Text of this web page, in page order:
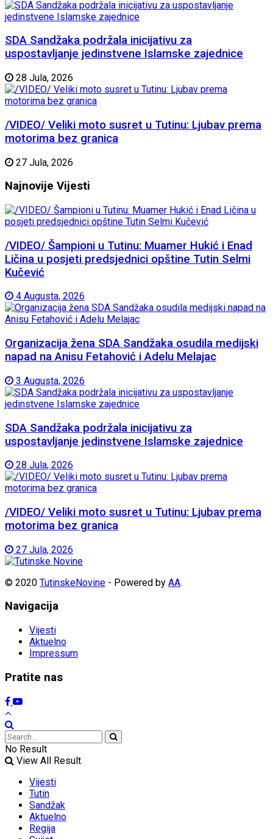
SDA Sandžaka podržala inicijativu za
uspostavljanje jedinstvene Islamske zajednice
28 Jula, 2026
/VIDEO/ Veliki moto susret u Tutinu: Ljubav prema
motorima bez granica
27 Jula, 2026
Najnovije Vijesti
/VIDEO/ Šampioni u Tutinu: Muamer Hukić i Enad
Ličina u posjeti predsjednici opštine Tutin Selmi
Kučević
4 Augusta, 2026
Organizacija žena SDA Sandžaka osudila medijski
napad na Anisu Fetahović i Adelu Melajac
3 Augusta, 2026
SDA Sandžaka podržala inicijativu za
uspostavljanje jedinstvene Islamske zajednice
28 Jula, 2026
/VIDEO/ Veliki moto susret u Tutinu: Ljubav prema
motorima bez granica
27 Jula, 2026
© 2020 TutinskeNovine - Powered by AA.
Navigacija
Vijesti
Aktuelno
Impressum
Pratite nas
No Result
View All Result
Vijesti
Tutin
Sandžak
Aktuelno
Regija